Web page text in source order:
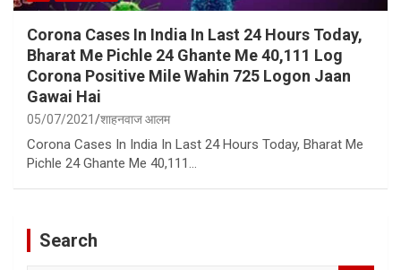
Corona Cases In India In Last 24 Hours Today,
Bharat Me Pichle 24 Ghante Me 40,111 Log
Corona Positive Mile Wahin 725 Logon Jaan
Gawai Hai
05/07/2021 शाहनवाज आलम
Corona Cases In India In Last 24 Hours Today, Bharat Me
Pichle 24 Ghante Me 40,111…
Search